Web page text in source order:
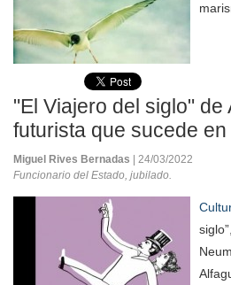
"El Viajero del siglo"
futurista que sucede
Miguel Rives Bernadas
| 24/03/2022
Funcionario del Estado, jubilado.